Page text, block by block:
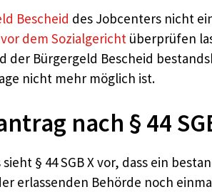
Bescheid des Jobcenters nicht
dem Sozialgericht überprüfen
der Bürgergeld Bescheid
nicht mehr möglich ist.
nach § 44
§ 44 SGB X vor, dass ein
erlassenden Behörde noch